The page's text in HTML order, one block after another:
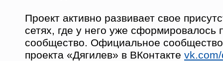
Проект активно развивает свое
сетях, где у него уже сформировалось
сообщество. Официальное
проекта «Дягилев» в ВКонтакте